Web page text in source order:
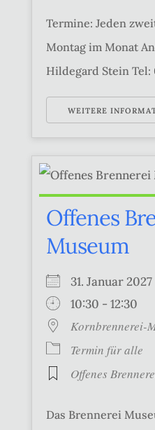
Termine: Jeden
Montag im Monat
Hildegard Stein Tel:
WEITERE
Offenes
Museum
31. Januar 2027
10:30 - 12:30
Kornbrennerei-
Termin für alle
Offenes
Das Brennerei